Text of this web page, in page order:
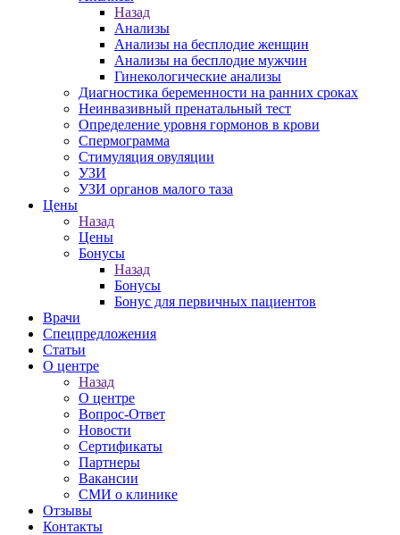
Назад
Анализы
Анализы на бесплодие женщин
Анализы на бесплодие мужчин
Гинекологические анализы
Диагностика беременности на ранних сроках
Неинвазивный пренатальный тест
Определение уровня гормонов в крови
Спермограмма
Стимуляция овуляции
УЗИ
УЗИ органов малого таза
Цены
Назад
Цены
Бонусы
Назад
Бонусы
Бонус для первичных пациентов
Врачи
Спецпредложения
Статьи
О центре
Назад
О центре
Вопрос-Ответ
Новости
Сертификаты
Партнеры
Вакансии
СМИ о клинике
Отзывы
Контакты